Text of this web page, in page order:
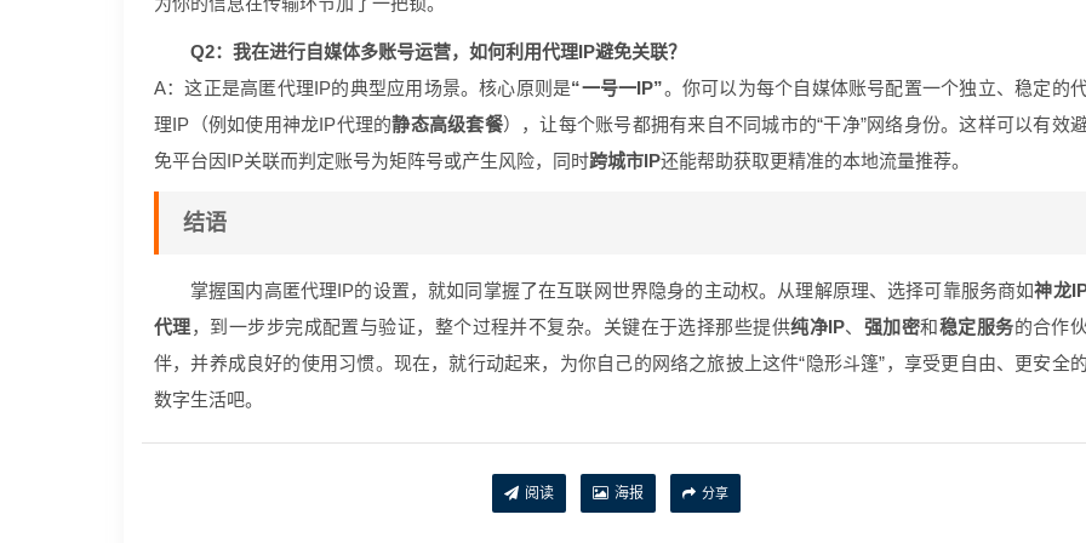
Q2：我在进行自媒体多账号运营，如何利用代理IP避免关联？
A：这正是高匿代理IP的典型应用场景。核心原则是“一号一IP”。你可以为每个自媒体账号配置一个独立、稳定的
理IP（例如使用神龙IP代理的静态高级套餐），让每个账号都拥有来自不同城市的“干净”网络身份。这样可以有效
免平台因IP关联而判定账号为矩阵号或产生风险，同时跨城市IP还能帮助获取更精准的本地流量推荐。
结语
掌握国内高匿代理IP的设置，就如同掌握了在互联网世界隐身的主动权。从理解原理、选择可靠服务商如神龙
代理，到一步步完成配置与验证，整个过程并不复杂。关键在于选择那些提供纯净IP、 强加密和稳定服务的合作
伴，并养成良好的使用习惯。现在，就行动起来，为你自己的网络之旅披上这件“隐形斗篷”，享受更自由、更安全的
数字生活吧。
阅读 海报 分享